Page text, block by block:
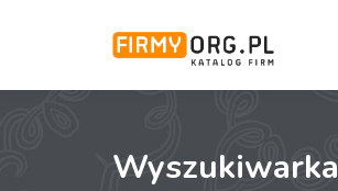
Wyszukiwarka